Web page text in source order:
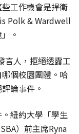
工作機會是捍衛
Polk & Wardwell
。
言人，拒絕透露工
個校園團體。哈
論事件。
紐約大學「學生
）前主席Ryna